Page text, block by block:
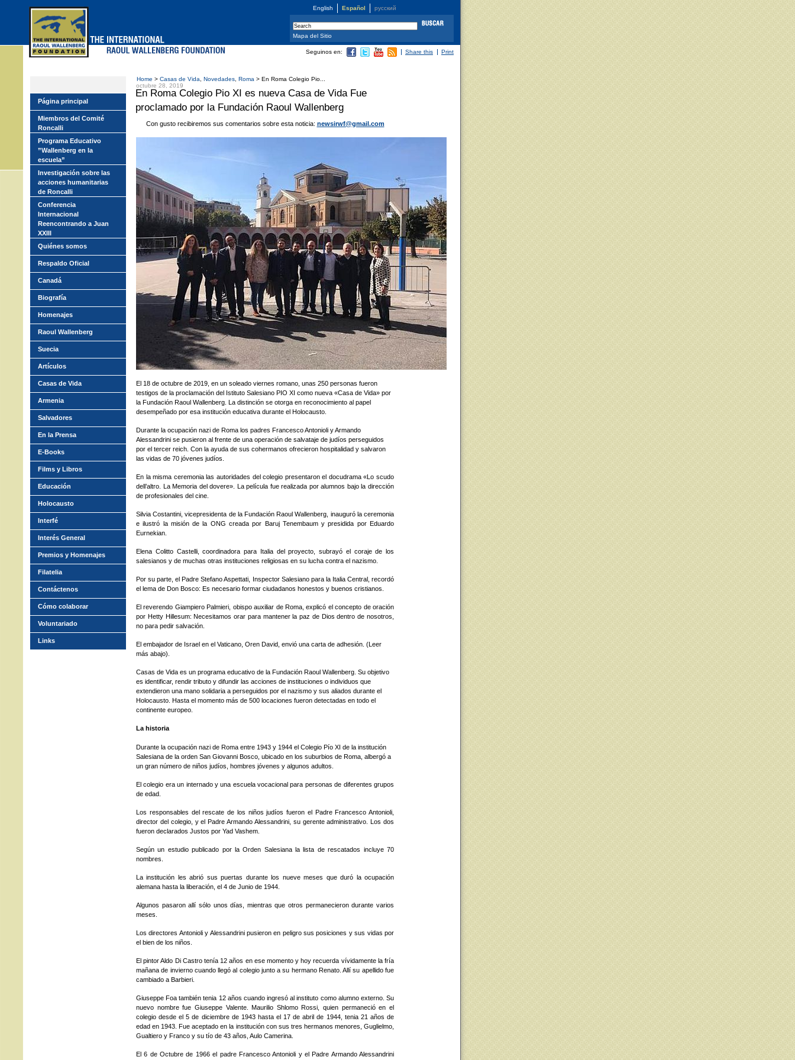
English Español русский
Home > Casas de Vida Novedades Roma > En Roma Colegio Pio...
octubre 28, 2019
En Roma Colegio Pio XI es nueva Casa de Vida Fue
proclamado por la Fundación Raoul Wallenberg
Con gusto recibiremos sus comentarios sobre esta noticia: newsirwf@gmail.com
El 18 de octubre de 2019, en un soleado viernes romano, unas 250 personas fueron
testigos de la proclamación del Istituto Salesiano PIO XI como nueva «Casa de Vida» por
la Fundación Raoul Wallenberg. La distinción se otorga en reconocimiento al papel
desempeñado por esa institución educativa durante el Holocausto.
Durante la ocupación nazi de Roma los padres Francesco Antonioli y Armando
Alessandrini se pusieron al frente de una operación de salvataje de judíos perseguidos
por el tercer reich. Con la ayuda de sus cohermanos ofrecieron hospitalidad y salvaron
las vidas de 70 jóvenes judíos.
En la misma ceremonia las autoridades del colegio presentaron el docudrama «Lo scudo
dell’altro. La Memoria del dovere». La película fue realizada por alumnos bajo la dirección
de profesionales del cine.
Silvia Costantini, vicepresidenta de la Fundación Raoul Wallenberg, inauguró la ceremonia
e ilustró la misión de la ONG creada por Baruj Tenembaum y presidida por Eduardo
Eurnekian.
Elena Colitto Castelli, coordinadora para Italia del proyecto, subrayó el coraje de los
salesianos y de muchas otras instituciones religiosas en su lucha contra el nazismo.
Por su parte, el Padre Stefano Aspettati, Inspector Salesiano para la Italia Central, recordó
el lema de Don Bosco: Es necesario formar ciudadanos honestos y buenos cristianos.
El reverendo Giampiero Palmieri, obispo auxiliar de Roma, explicó el concepto de oración
por Hetty Hillesum: Necesitamos orar para mantener la paz de Dios dentro de nosotros,
no para pedir salvación.
El embajador de Israel en el Vaticano, Oren David, envió una carta de adhesión. (Leer
más abajo).
Casas de Vida es un programa educativo de la Fundación Raoul Wallenberg. Su objetivo
es identificar, rendir tributo y difundir las acciones de instituciones o individuos que
extendieron una mano solidaria a perseguidos por el nazismo y sus aliados durante el
Holocausto. Hasta el momento más de 500 locaciones fueron detectadas en todo el
continente europeo.
La historia
Durante la ocupación nazi de Roma entre 1943 y 1944 el Colegio Pío XI de la institución
Salesiana de la orden San Giovanni Bosco, ubicado en los suburbios de Roma, albergó a
un gran número de niños judíos, hombres jóvenes y algunos adultos.
El colegio era un internado y una escuela vocacional para personas de diferentes grupos
de edad.
Los responsables del rescate de los niños judíos fueron el Padre Francesco Antonioli,
director del colegio, y el Padre Armando Alessandrini, su gerente administrativo. Los dos
fueron declarados Justos por Yad Vashem.
Según un estudio publicado por la Orden Salesiana la lista de rescatados incluye 70
nombres.
La institución les abrió sus puertas durante los nueve meses que duró la ocupación
alemana hasta la liberación, el 4 de Junio de 1944.
Algunos pasaron allí sólo unos días, mientras que otros permanecieron durante varios
meses.
Los directores Antonioli y Alessandrini pusieron en peligro sus posiciones y sus vidas por
el bien de los niños.
El pintor Aldo Di Castro tenía 12 años en ese momento y hoy recuerda vívidamente la fría
mañana de invierno cuando llegó al colegio junto a su hermano Renato. Allí su apellido fue
cambiado a Barbieri.
Giuseppe Foa también tenia 12 años cuando ingresó al instituto como alumno externo. Su
nuevo nombre fue Giuseppe Valente. Maurilio Shlomo Rossi, quien permaneció en el
colegio desde el 5 de diciembre de 1943 hasta el 17 de abril de 1944, tenia 21 años de
edad en 1943. Fue aceptado en la institución con sus tres hermanos menores, Guglielmo,
Gualtiero y Franco y su tío de 43 años, Aulo Camerina.
El 6 de Octubre de 1966 el padre Francesco Antonioli y el Padre Armando Alessandrini
Seguinos en: Share this Print
Página principal
Miembros del Comité
Roncalli
Programa Educativo
”Wallenberg en la
escuela”
Investigación sobre las
acciones humanitarias
de Roncalli
Conferencia
Internacional
Reencontrando a Juan
XXIII
Quiénes somos
Respaldo Oficial
Canadá
Biografía
Homenajes
Raoul Wallenberg
Suecia
Artículos
Casas de Vida
Armenia
Salvadores
En la Prensa
E-Books
Films y Libros
Educación
Holocausto
Interfé
Interés General
Premios y Homenajes
Filatelia
Contáctenos
Cómo colaborar
Voluntariado
Links
Mapa del Sitio